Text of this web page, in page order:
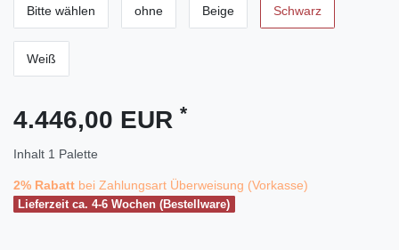
Bitte wählen ohne Beige Schwarz
Weiß
4.446,00 EUR *
Inhalt 1 Palette
2% Rabatt bei Zahlungsart Überweisung (Vorkasse)
Lieferzeit ca. 4-6 Wochen (Bestellware)